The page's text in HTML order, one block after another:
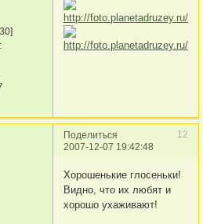
Поделиться
12
2007-12-07 19:42:48
Хорошенькие глосеньки!
Видно, что их любят и
хорошо ухаживают!